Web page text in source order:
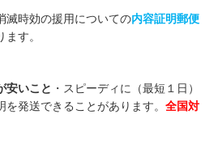
滅時効の援用についての内容証明郵便
ます。
安いこと ・スピーディに（最短１日）
発送できることがあります。 全国対